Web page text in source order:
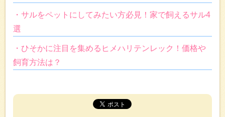
・サルをペットにしてみたい方必見！家で飼えるサル4
選
・ひそかに注目を集めるヒメハリテンレック！価格や
飼育方法は？